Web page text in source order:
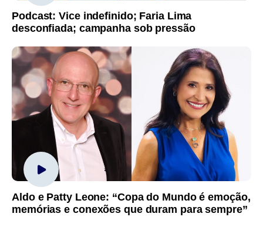
Podcast: Vice indefinido; Faria Lima
desconfiada; campanha sob pressão
Aldo e Patty Leone: “Copa do Mundo é emoção,
memórias e conexões que duram para sempre”